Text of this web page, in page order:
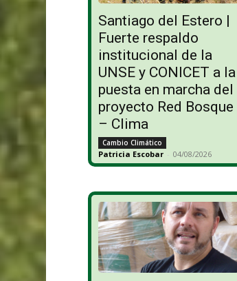
Santiago del Estero |
Fuerte respaldo
institucional de la
UNSE y CONICET a la
puesta en marcha del
proyecto Red Bosque
– Clima
Cambio Climático
Patricia Escobar - 04/08/2026